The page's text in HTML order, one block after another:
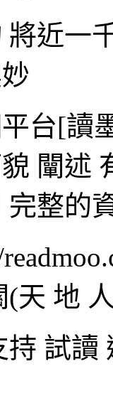
近一
台[讀
闡述
完整
(天 地
試讀